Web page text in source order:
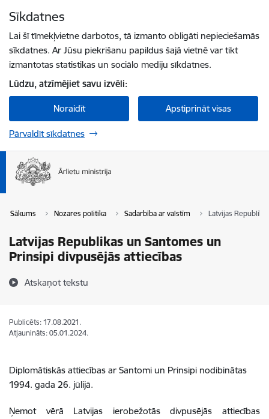
Sīkdatnes
Lai šī tīmekļvietne darbotos, tā izmanto obligāti nepieciešamās
sīkdatnes. Ar Jūsu piekrišanu papildus šajā vietnē var tikt
izmantotas statistikas un sociālo mediju sīkdatnes.
Lūdzu, atzīmējiet savu izvēli:
Noraidīt Apstiprināt visas
Pārvaldīt sīkdatnes
Sākums Nozares politika Sadarbība ar valstīm Latvijas
Latvijas Republikas un Santomes un
Prinsipi divpusējās attiecības
Atskaņot tekstu
Publicēts: 17.08.2021.
Atjaunināts: 05.01.2024.
Diplomātiskās attiecības ar Santomi un Prinsipi nodibinātas
1994. gada 26. jūlijā.
Ņemot vērā Latvijas ierobežotās divpusējās attiecības